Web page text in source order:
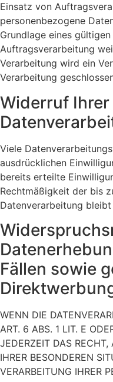
Einsatz von
personenbezogene
Grundlage eines
Auftragsverarbeitung
Verarbeitung wird ein
Verarbeitung
Widerruf
Viele
ausdrücklichen
bereits erteilte
Rechtmäßigkeit der bis
Datenverarbeitung
Fällen sowie
WENN DIE
ART. 6 ABS. 1 LIT. E
JEDERZEIT DAS
IHRER BESONDEREN
VERARBEITUNG IHRER